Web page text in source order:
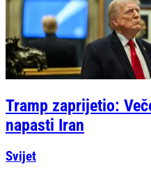
Tramp zaprijetio:
napasti Iran
Svijet